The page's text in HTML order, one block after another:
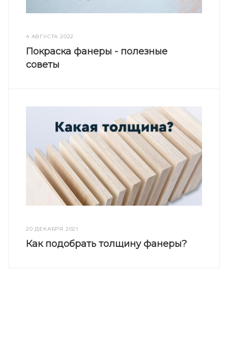
4 АВГУСТА 2022
Покраска фанеры - полезные
советы
20 ДЕКАБРЯ 2021
Как подобрать толщину фанеры?